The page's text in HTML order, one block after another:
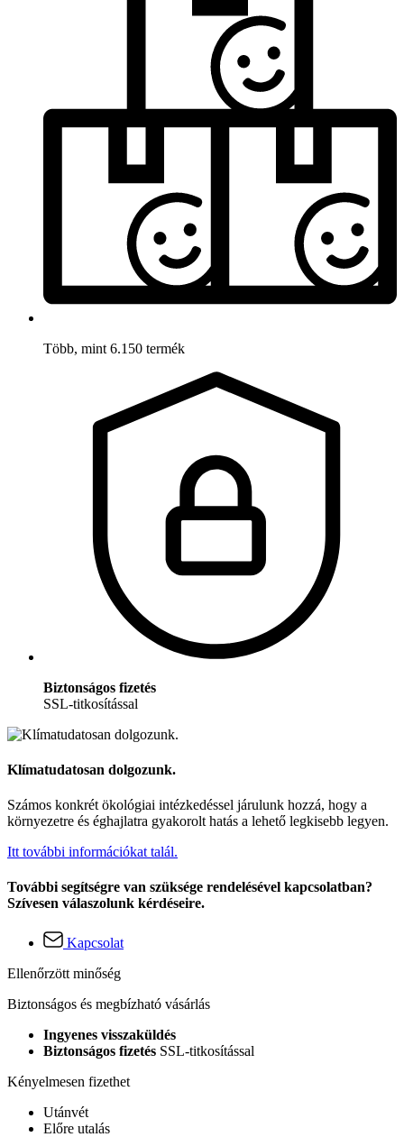
Több, mint 6.150 termék
Biztonságos fizetés
SSL-titkosítással
Klímatudatosan dolgozunk.
Számos konkrét ökológiai intézkedéssel járulunk hozzá, hogy a
környezetre és éghajlatra gyakorolt hatás a lehető legkisebb legyen.
Itt további információkat talál.
További segítségre van szüksége rendelésével kapcsolatban?
Szívesen válaszolunk kérdéseire.
Kapcsolat
Ellenőrzött minőség
Biztonságos és megbízható vásárlás
Ingyenes visszaküldés
Biztonságos fizetés SSL-titkosítással
Kényelmesen fizethet
Utánvét
Előre utalás